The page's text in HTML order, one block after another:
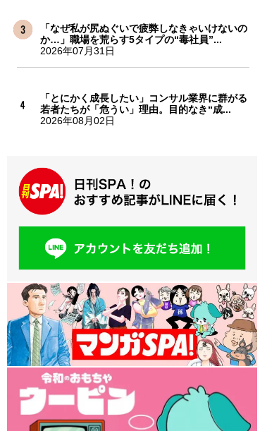
「なぜ私が尻ぬぐいで疲弊しなきゃいけないの
か…」職場を荒らす5タイプの“毒社員”...
2026年07月31日
「とにかく成長したい」コンサル業界に群がる
若者たちが「危うい」理由。目的なき“成...
2026年08月02日